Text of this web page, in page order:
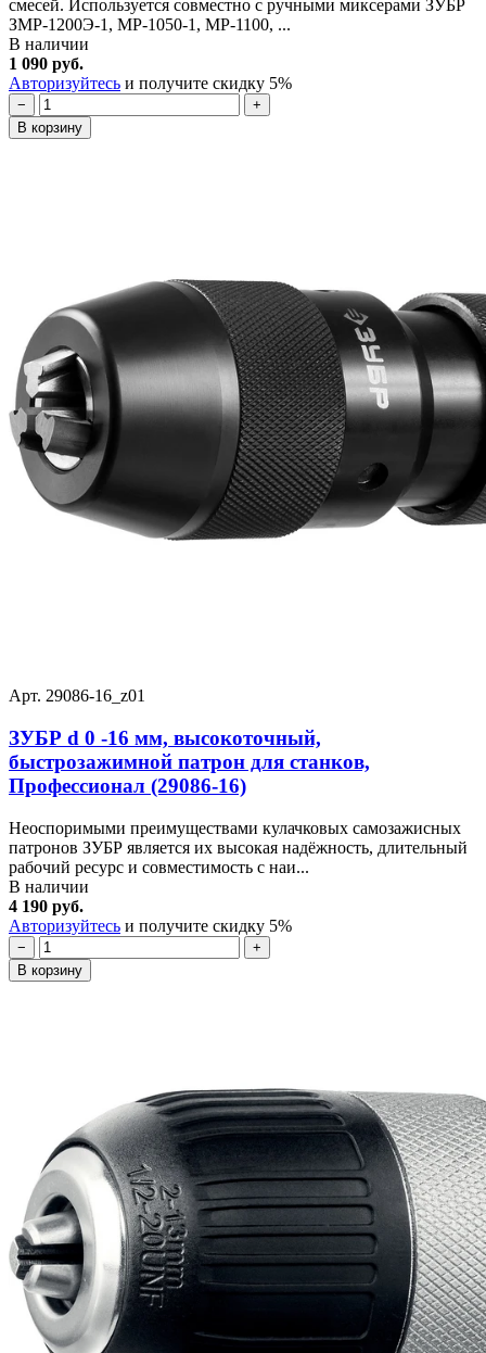
смесей. Используется совместно с ручными миксерами ЗУБР
ЗМР-1200Э-1, МР-1050-1, МР-1100, ...
В наличии
1 090 руб.
Авторизуйтесь и получите скидку 5%
−
+
В корзину
Арт. 29086-16_z01
ЗУБР d 0 -16 мм, высокоточный,
быстрозажимной патрон для станков,
Профессионал (29086-16)
Неоспоримыми преимуществами кулачковых самозажисных
патронов ЗУБР является их высокая надёжность, длительный
рабочий ресурс и совместимость с наи...
В наличии
4 190 руб.
Авторизуйтесь и получите скидку 5%
−
+
В корзину